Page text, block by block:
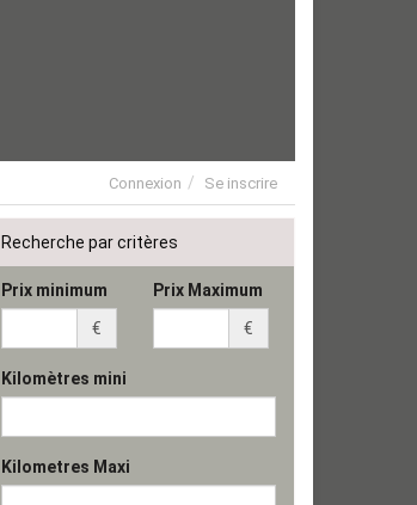
Connexion Se inscrire
Recherche par critères
Prix minimum
€
Prix Maximum
€
Kilomètres mini
Kilometres Maxi